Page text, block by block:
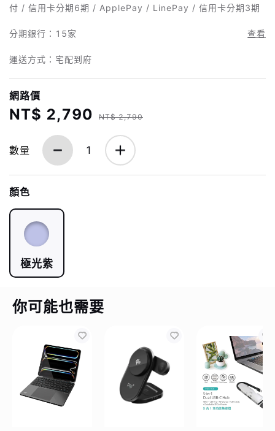
付 / 信用卡分期6期 / ApplePay / LinePay / 信用卡分期3期
分期銀行： 15家 查看
運送方式：宅配到府
網路價
NT$ 2,790 NT$ 2,790
數量 1
顏色
極光紫
你可能也需要